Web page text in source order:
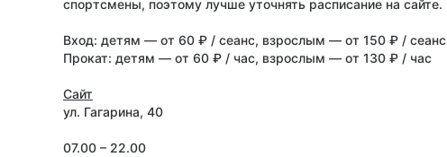
спортсмены, поэтому лучше уточнять расписание на сайте.
Вход: детям — от 60 ₽ / сеанс, взрослым — от 150 ₽ / сеанс
Прокат: детям — от 60 ₽ / час, взрослым — от 130 ₽ / час
Сайт
ул. Гагарина, 40
07.00 – 22.00